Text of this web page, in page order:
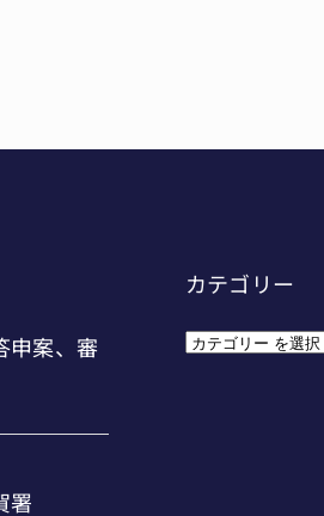
カテゴリー
カ